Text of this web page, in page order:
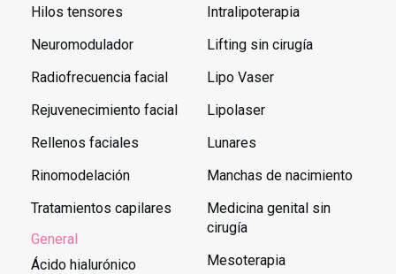
Hilos tensores
Neuromodulador
Radiofrecuencia facial
Rejuvenecimiento facial
Rellenos faciales
Rinomodelación
Tratamientos capilares
General
Ácido hialurónico
Intralipoterapia
Lifting sin cirugía
Lipo Vaser
Lipolaser
Lunares
Manchas de nacimiento
Medicina genital sin
cirugía
Mesoterapia